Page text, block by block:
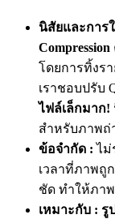
นิสัยและการ
Compression
โดยการทิ้งร
เราชอบปรับ
ไฟล์เล็กมาก!
สำหรับภาพถ่
ข้อจำกัด : ไม่
เวลาที่ภาพถู
ชัด ทำให้ภาพ
เหมาะกับ : รู